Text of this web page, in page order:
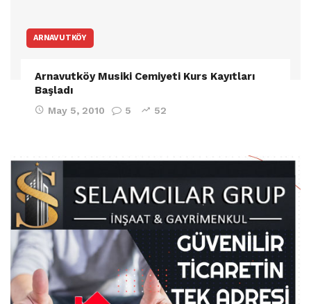
ARNAVUTKÖY
Arnavutköy Musiki Cemiyeti Kurs Kayıtları
Başladı
May 5, 2010 5 52